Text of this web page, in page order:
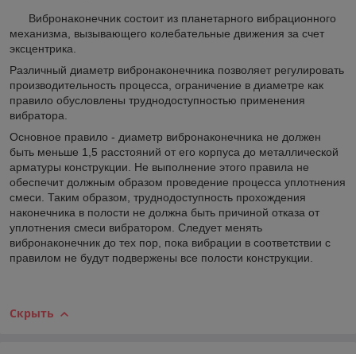
Вибронаконечник состоит из планетарного вибрационного
механизма, вызывающего колебательные движения за счет
эксцентрика.
Различный диаметр вибронаконечника позволяет регулировать
производительность процесса, ограничение в диаметре как
правило обусловлены труднодоступностью применения
вибратора.
Основное правило - диаметр вибронаконечника не должен
быть меньше 1,5 расстояний от его корпуса до металлической
арматуры конструкции. Не выполнение этого правила не
обеспечит должным образом проведение процесса уплотнения
смеси. Таким образом, труднодоступность прохождения
наконечника в полости не должна быть причиной отказа от
уплотнения смеси вибратором. Следует менять
вибронаконечник до тех пор, пока вибрации в соответствии с
правилом не будут подвержены все полости конструкции.
Скрыть